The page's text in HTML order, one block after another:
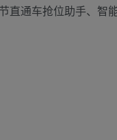
直通车抢位助手、智